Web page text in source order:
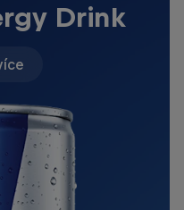
Drink